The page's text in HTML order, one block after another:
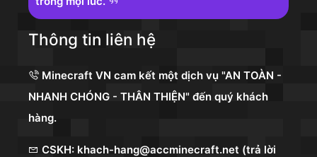
Thông tin liên hệ
Minecraft VN cam kết một dịch vụ "AN TOÀN -
NHANH CHÓNG - THÂN THIỆN" đến quý khách
hàng.
CSKH: khach-hang@accminecraft.net (trả lời